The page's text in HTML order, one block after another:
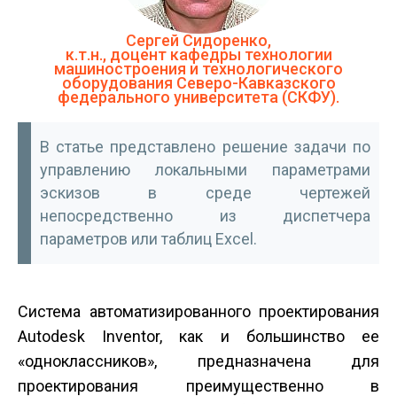
Сергей Сидоренко,
к.т.н., доцент кафедры технологии
машиностроения и технологического
оборудования Северо-Кавказского
федерального университета (СКФУ).
В статье представлено решение задачи по
управлению локальными параметрами
эскизов в среде чертежей
непосредственно из диспетчера
параметров или таблиц Excel.
Система автоматизированного проектирования
Autodesk Inventor, как и большинство ее
«одноклассников», предназначена для
проектирования преимущественно в